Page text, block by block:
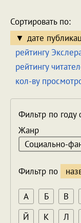
Сортировать по:
дате
рейтингу
рейтингу
кол-ву
Фильтр по году
Жанр
Социально-
Фильтр по
А Б В
Й
К Л